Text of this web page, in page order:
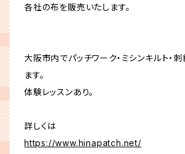
各社の布を販売いたします。
大阪市内でパッチワーク・ミシンキルト・
ます。
体験レッスンあり。
詳しくは
https://www.hinapatch.net/